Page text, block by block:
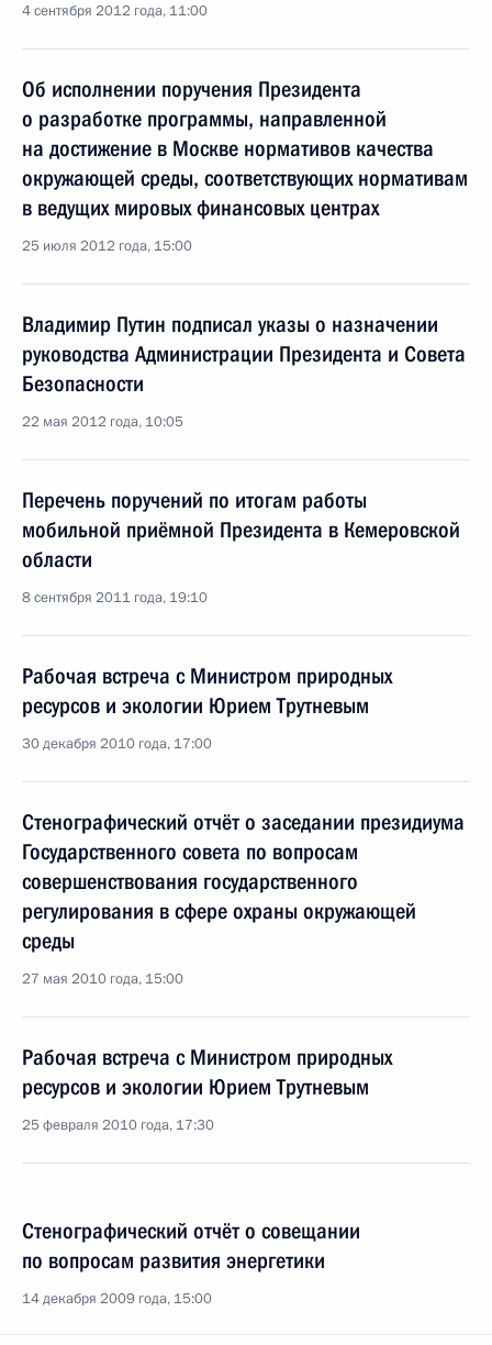
4 сентября 2012 года, 11:00
Об исполнении поручения Президента
о разработке программы, направленной
на достижение в Москве нормативов качества
окружающей среды, соответствующих нормативам
в ведущих мировых финансовых центрах
25 июля 2012 года, 15:00
Владимир Путин подписал указы о назначении
руководства Администрации Президента и Совета
Безопасности
22 мая 2012 года, 10:05
Перечень поручений по итогам работы
мобильной приёмной Президента в Кемеровской
области
8 сентября 2011 года, 19:10
Рабочая встреча с Министром природных
ресурсов и экологии Юрием Трутневым
30 декабря 2010 года, 17:00
Стенографический отчёт о заседании президиума
Государственного совета по вопросам
совершенствования государственного
регулирования в сфере охраны окружающей
среды
27 мая 2010 года, 15:00
Рабочая встреча с Министром природных
ресурсов и экологии Юрием Трутневым
25 февраля 2010 года, 17:30
Стенографический отчёт о совещании
по вопросам развития энергетики
14 декабря 2009 года, 15:00